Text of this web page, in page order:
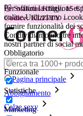
Per offrirti la migliore
online.Utilizziamo i
fornire funzionalità dei
Condividiamo inoltre
nostri partner di social
Obbligatorio
Funzionale
Statistiche
Marketing
😽Svakom Klitty: 15 €
Codice: KLITTY →
Pagina principale
Abbigliamento
Calze sexy